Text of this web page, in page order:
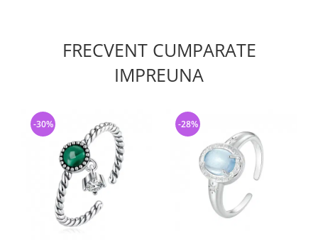
FRECVENT CUMPARATE
IMPREUNA
-30% -28%